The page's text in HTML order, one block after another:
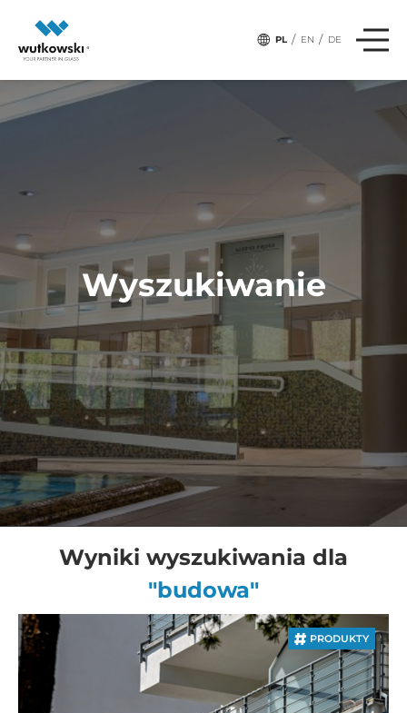
PL / EN / DE
Wyszukiwanie
Wyniki wyszukiwania dla
"budowa"
PRODUKTY